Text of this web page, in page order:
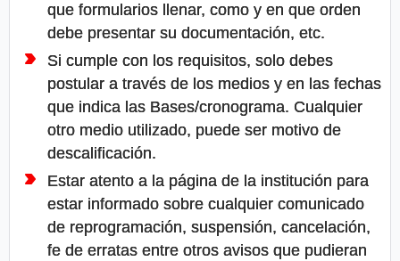
que formularios llenar, como y en que orden
debe presentar su documentación, etc.
Si cumple con los requisitos, solo debes
postular a través de los medios y en las fechas
que indica las Bases/cronograma. Cualquier
otro medio utilizado, puede ser motivo de
descalificación.
Estar atento a la página de la institución para
estar informado sobre cualquier comunicado
de reprogramación, suspensión, cancelación,
fe de erratas entre otros avisos que pudieran